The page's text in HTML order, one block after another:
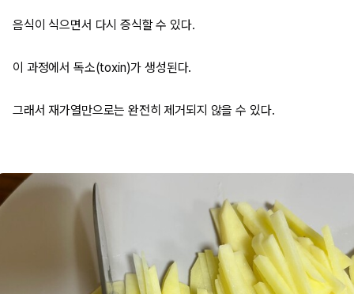
음식이 식으면서 다시 증식할 수 있다.
이 과정에서 독소(toxin)가 생성된다.
그래서 재가열만으로는 완전히 제거되지 않을 수 있다.